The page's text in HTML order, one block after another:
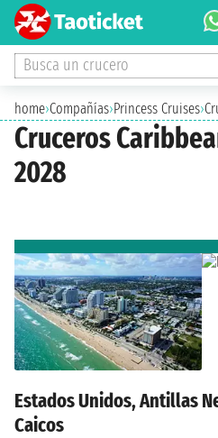
Busca un crucero
home›Compañías›Princess Cruises›
Cruceros
2028
Estados Unidos, Antillas
Caicos